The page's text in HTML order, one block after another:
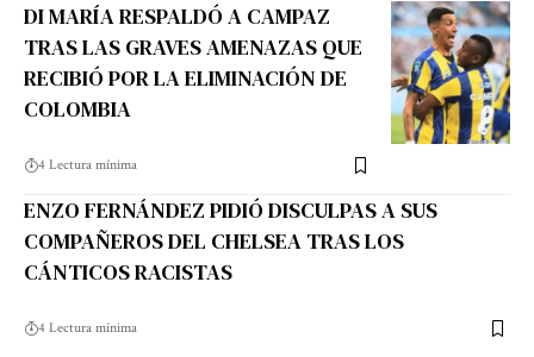
DI MARÍA RESPALDÓ A CAMPAZ
TRAS LAS GRAVES AMENAZAS QUE
RECIBIÓ POR LA ELIMINACIÓN DE
COLOMBIA
4 Lectura mínima
ENZO FERNÁNDEZ PIDIÓ DISCULPAS A SUS
COMPAÑEROS DEL CHELSEA TRAS LOS
CÁNTICOS RACISTAS
4 Lectura mínima